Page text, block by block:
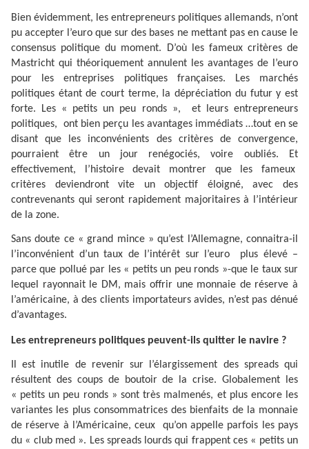
Bien évidemment, les entrepreneurs politiques allemands, n’ont
pu accepter l’euro que sur des bases ne mettant pas en cause le
consensus politique du moment. D’où les fameux critères de
Mastricht qui théoriquement annulent les avantages de l’euro
pour les entreprises politiques françaises. Les marchés
politiques étant de court terme, la dépréciation du futur y est
forte. Les « petits un peu ronds »,
et leurs entrepreneurs
politiques,
ont bien perçu les avantages immédiats …tout en se
disant que les inconvénients des critères de convergence,
pourraient être un jour renégociés, voire oubliés. Et
effectivement, l’histoire devait montrer que les fameux
critères deviendront vite un objectif éloigné, avec des
contrevenants qui seront rapidement majoritaires à l’intérieur
de la zone.
Sans doute ce « grand mince » qu’est l’Allemagne, connaitra-il
l’inconvénient d’un taux de l’intérêt sur l’euro
plus élevé –
parce que pollué par les « petits un peu ronds »-que le taux sur
lequel rayonnait le DM, mais offrir une monnaie de réserve à
l’américaine, à des clients importateurs avides, n’est pas dénué
d’avantages.
Les entrepreneurs politiques peuvent-ils quitter le navire ?
Il est inutile de revenir sur l’élargissement des spreads qui
résultent des coups de boutoir de la crise. Globalement les
« petits un peu ronds » sont très malmenés, et plus encore les
variantes les plus consommatrices des bienfaits de la monnaie
de réserve à l’Américaine, ceux
qu’on appelle parfois les pays
du « club med ». Les spreads lourds qui frappent ces « petits un